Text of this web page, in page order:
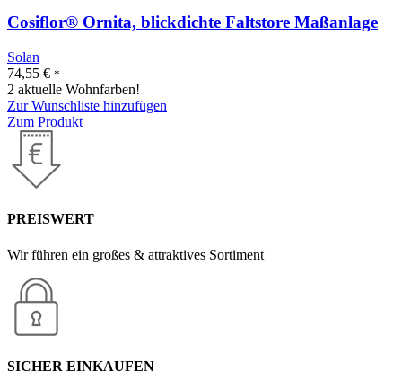
Cosiflor® Ornita, blickdichte Faltstore Maßanlage
Solan
74,55 € *
2 aktuelle Wohnfarben!
Zur Wunschliste hinzufügen
Zum Produkt
PREISWERT
Wir führen ein großes & attraktives Sortiment
SICHER EINKAUFEN